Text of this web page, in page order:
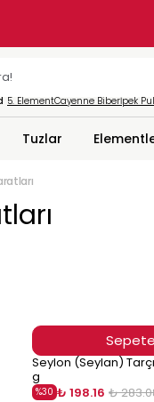
5. ElementCayenne Biberİpek
Tuzlar
Seylon (Seylan)
g
%30 ₺ 198.16 ₺